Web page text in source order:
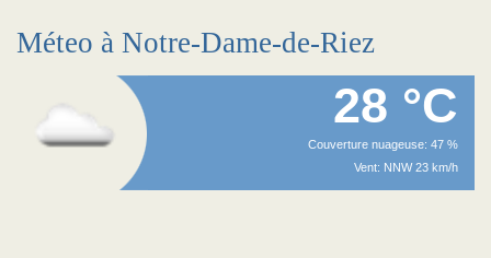
Méteo à Notre-Dame-de-Riez
28 °C
Couverture nuageuse: 47 %
Vent: NNW 23 km/h